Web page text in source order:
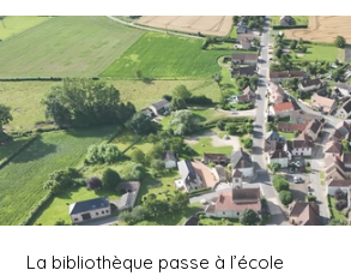
La bibliothèque passe à l’école